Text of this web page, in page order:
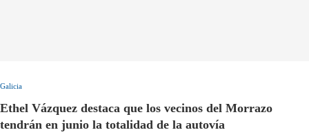
Galicia
Ethel Vázquez destaca que los vecinos del Morrazo
tendrán en junio la totalidad de la autovía